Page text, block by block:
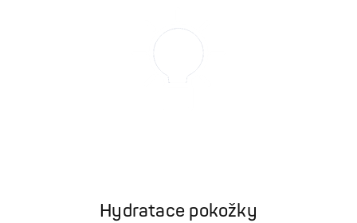
Hydratace pokožky